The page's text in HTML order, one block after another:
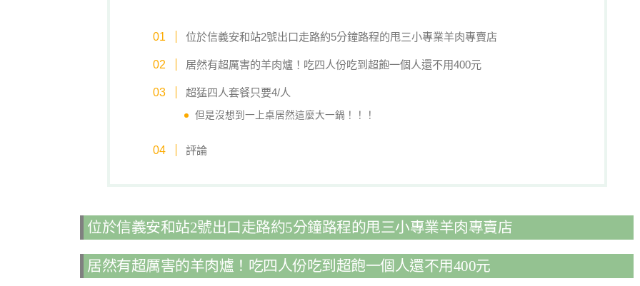
位於信義安和站2號出口走路約5分鐘路程的甩三小專業羊肉專賣店
居然有超厲害的羊肉爐！吃四人份吃到超飽一個人還不用400元
超猛四人套餐只要4/人
但是沒想到一上桌居然這麼大一鍋！！！
評論
位於信義安和站2號出口走路約5分鐘路程的甩三小專業羊肉專賣店
居然有超厲害的羊肉爐！吃四人份吃到超飽一個人還不用400元